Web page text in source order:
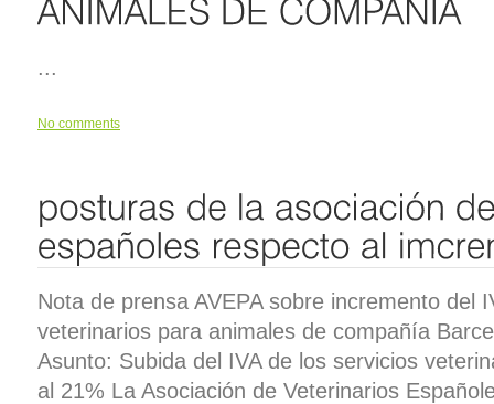
...
No comments
Nota de prensa AVEPA sobre incremento del
veterinarios para animales de compañía
Asunto: Subida del IVA de los servicios
al 21% La Asociación de Veterinarios